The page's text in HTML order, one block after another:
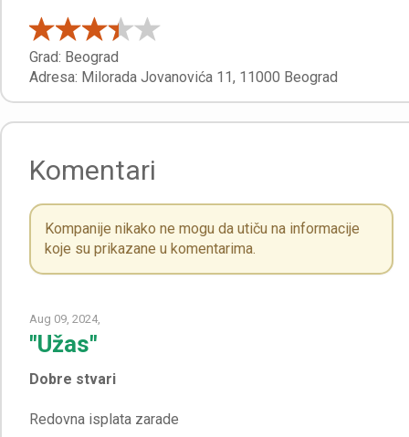
Grad: Beograd
Adresa: Milorada Jovanovića 11, 11000 Beograd
Komentari
Kompanije nikako ne mogu da utiču na informacije
koje su prikazane u komentarima.
Aug 09, 2024,
"Užas"
Dobre stvari